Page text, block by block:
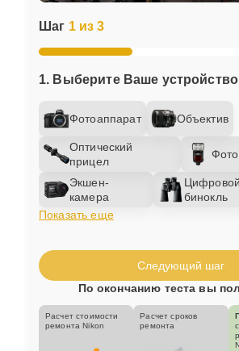
Шаг 1 из 3
1. Выберите Ваше устройство
Фотоаппарат Объектив
Оптический
прицел
Экшен-
камера
Цифровой
бинокль
Показать еще
Следующий шаг
По окончанию теста вы
Расчет стоимости
ремонта Nikon
Расчет сроков
ремонта